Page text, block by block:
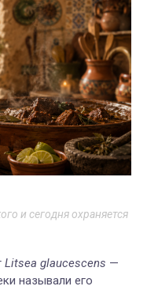
и сегодня охраняется
Litsea glaucescens —
называли его